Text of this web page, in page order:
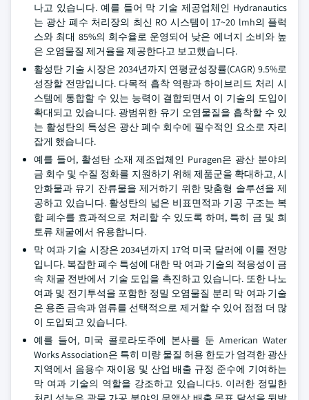
나고 있습니다. 예를 들어 막 기술 제공업체인 Hydranautics
는 광산 폐수 처리장의 최신 RO 시스템이 17~20 lmh의 플럭
스와 최대 85%의 회수율로 운영되어 낮은 에너지 소비와 높
은 오염물질 제거율을 제공한다고 보고했습니다.
활성탄 기술 시장은 2034년까지 연평균성장률(CAGR) 9.5%로
성장할 전망입니다. 다목적 흡착 역량과 하이브리드 처리 시
스템에 통합할 수 있는 능력이 결합되면서 이 기술의 도입이
확대되고 있습니다. 광범위한 유기 오염물질을 흡착할 수 있
는 활성탄의 특성은 광산 폐수 회수에 필수적인 요소로 자리
잡게 했습니다.
예를 들어, 활성탄 소재 제조업체인 Puragen은 광산 분야의
금 회수 및 수질 정화를 지원하기 위해 제품군을 확대하고, 시
안화물과 유기 잔류물을 제거하기 위한 맞춤형 솔루션을 제
공하고 있습니다. 활성탄의 넓은 비표면적과 기공 구조는 복
합 폐수를 효과적으로 처리할 수 있도록 하며, 특히 금 및 희
토류 채굴에서 유용합니다.
막 여과 기술 시장은 2034년까지 17억 미국 달러에 이를 전망
입니다. 복잡한 폐수 특성에 대한 막 여과 기술의 적응성이 금
속 채굴 전반에서 기술 도입을 촉진하고 있습니다. 또한 나노
여과 및 전기투석을 포함한 정밀 오염물질 분리 막 여과 기술
은 용존 금속과 염류를 선택적으로 제거할 수 있어 점점 더 많
이 도입되고 있습니다.
예를 들어, 미국 콜로라도주에 본사를 둔 American Water
Works Association은 특히 미량 물질 허용 한도가 엄격한 광산
지역에서 음용수 재이용 및 산업 배출 규정 준수에 기여하는
막 여과 기술의 역할을 강조하고 있습니다5. 이러한 정밀한